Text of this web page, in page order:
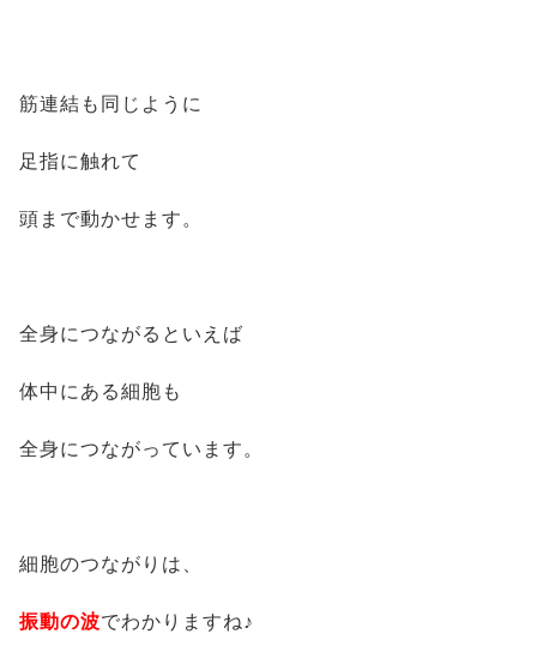
筋連結も同じように
足指に触れて
頭まで動かせます。
全身につながるといえば
体中にある細胞も
全身につながっています。
細胞のつながりは、
振動の波でわかりますね♪